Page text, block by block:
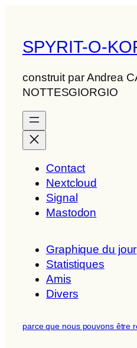
SPYRIT-O-
construit par Andrea
NOTTESGIORGIO
Contact
Nextcloud
Signal
Mastodon
Graphique du jour
Statistiques
Amis
Divers
parce que nous pouvons être